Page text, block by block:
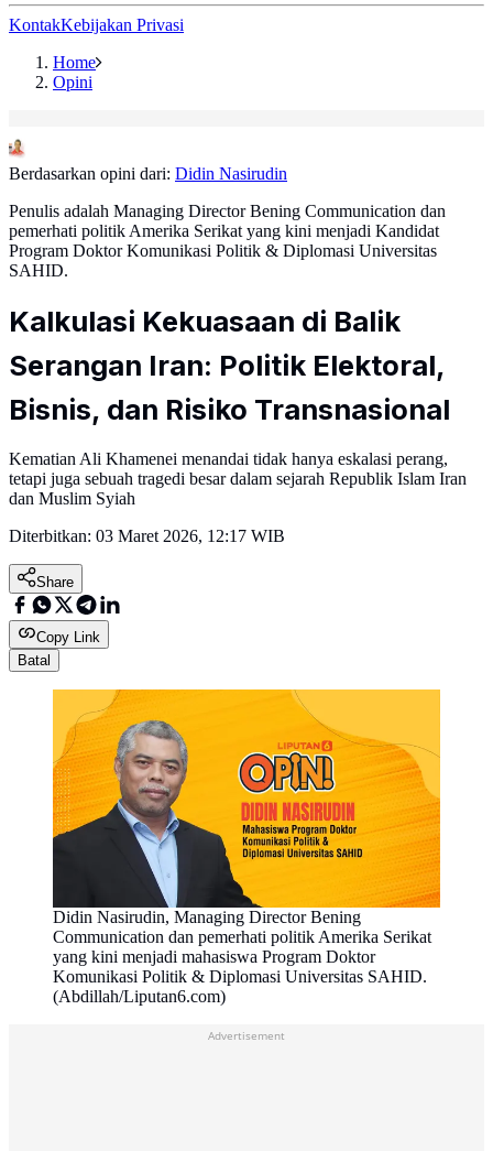
KontakKebijakan Privasi
Home
Opini
Berdasarkan opini dari: Didin Nasirudin
Penulis adalah Managing Director Bening Communication dan
pemerhati politik Amerika Serikat yang kini menjadi Kandidat
Program Doktor Komunikasi Politik & Diplomasi Universitas
SAHID.
Kalkulasi Kekuasaan di Balik
Serangan Iran: Politik Elektoral,
Bisnis, dan Risiko Transnasional
Kematian Ali Khamenei menandai tidak hanya eskalasi perang,
tetapi juga sebuah tragedi besar dalam sejarah Republik Islam Iran
dan Muslim Syiah
Diterbitkan: 03 Maret 2026, 12:17 WIB
Share
Copy Link
Batal
Didin Nasirudin, Managing Director Bening
Communication dan pemerhati politik Amerika Serikat
yang kini menjadi mahasiswa Program Doktor
Komunikasi Politik & Diplomasi Universitas SAHID.
(Abdillah/Liputan6.com)
Advertisement